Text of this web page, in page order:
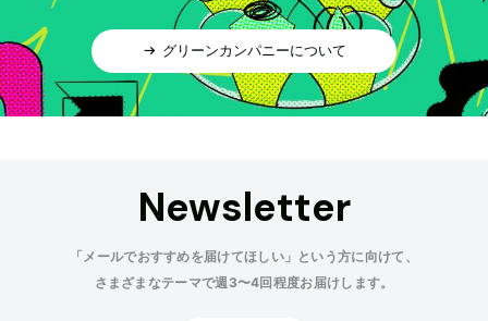
グリーンカンパニーについて
Newsletter
「メールでおすすめを届けてほしい」という方に向けて、
さまざまなテーマで週3〜4回程度お届けします。